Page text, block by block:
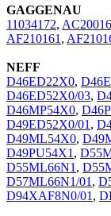
GAGGENAU
11034172,
AF210161 ,
NEFF
D46ED22X0,
D46ED52X0/03,
D46MP54X0,
D49ED52X0/01 ,
D49ML54X0,
D49PU54X1 ,
D55ML66N1 ,
D57ML66N1/01 ,
D94XAF8N0/01 ,